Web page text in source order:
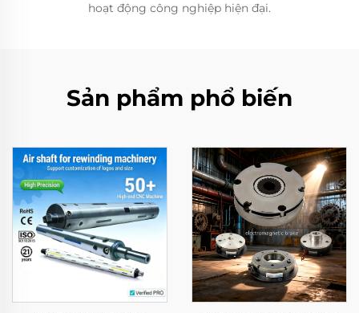
hoạt động công nghiệp hiện đại.
Sản phẩm phổ biến